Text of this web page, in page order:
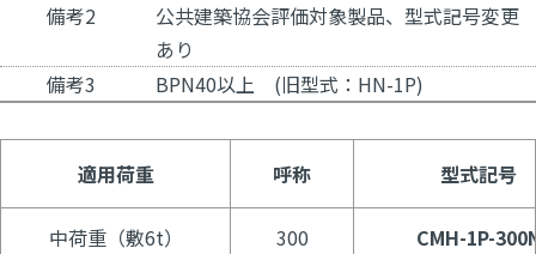
備考2
公共建築協会評価対象製品、型式記号変更
あり
備考3
BPN40以上 (旧型式：HN-1P)
適用荷重 呼称 型式記号
中荷重（敷6t） 300 CMH-1P-